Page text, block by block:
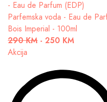
Parfemska voda - Eau de
Bois Imperial - 100ml
290 KM - 250 KM
Akcija